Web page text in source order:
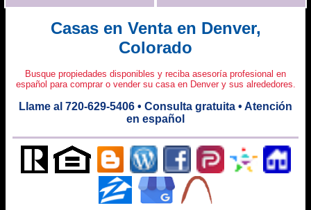
Casas en Venta en Denver,
Colorado
Busque propiedades disponibles y reciba asesoría profesional en
español para comprar o vender su casa en Denver y sus alrededores.
Llame al 720-629-5406 • Consulta gratuita • Atención
en español